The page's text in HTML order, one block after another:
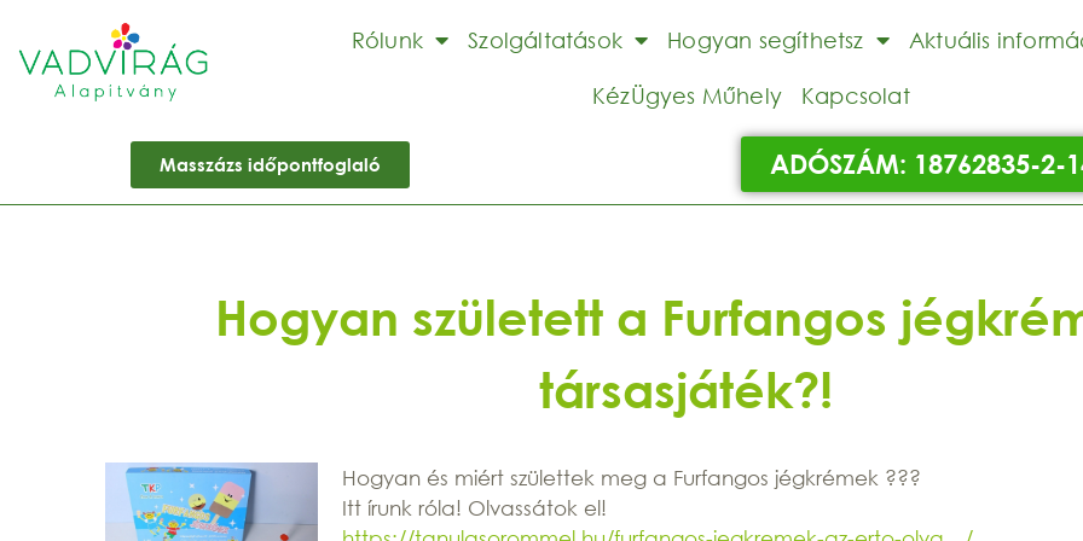
Rólunk Szolgáltatások Hogyan segíthetsz Aktuális
KézÜgyes Műhely Kapcsolat
Masszázs időpontfoglaló ADÓSZÁM: 18762835-2-
Hogyan született a Furfangos
társasjáték?!
Hogyan és miért születtek meg a Furfangos jégkrémek ???
Itt írunk róla! Olvassátok el!